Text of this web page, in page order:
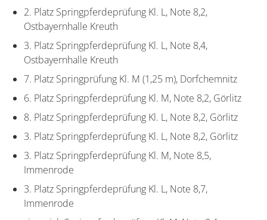
2. Platz Springpferdeprüfung Kl. L, Note 8,2,
Ostbayernhalle Kreuth
3. Platz Springpferdeprüfung Kl. L, Note 8,4,
Ostbayernhalle Kreuth
7. Platz Springprüfung Kl. M (1,25 m), Dorfchemnitz
6. Platz Springpferdeprüfung Kl. M, Note 8,2, Görlitz
8. Platz Springpferdeprüfung Kl. L, Note 8,2, Görlitz
3. Platz Springpferdeprüfung Kl. L, Note 8,2, Görlitz
3. Platz Springpferdeprüfung Kl. M, Note 8,5,
Immenrode
3. Platz Springpferdeprüfung Kl. L, Note 8,7,
Immenrode